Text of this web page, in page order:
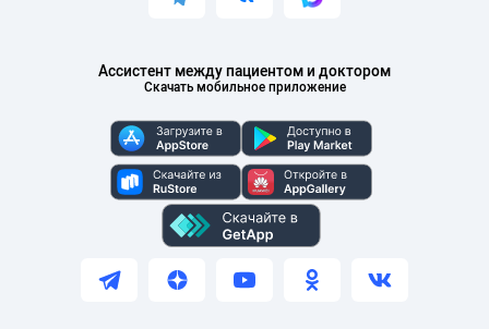
Ассистент между пациентом и доктором
Скачать мобильное приложение